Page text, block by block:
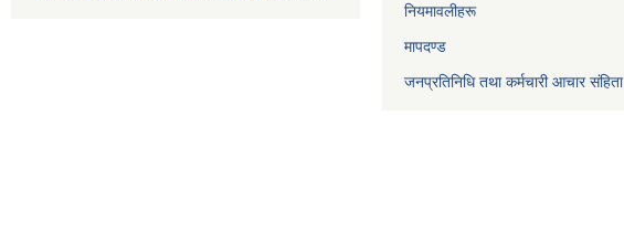
नियमावलीहरू
मापदण्ड
जनप्रतिनिधि तथा कर्मचारी आचार संहिता